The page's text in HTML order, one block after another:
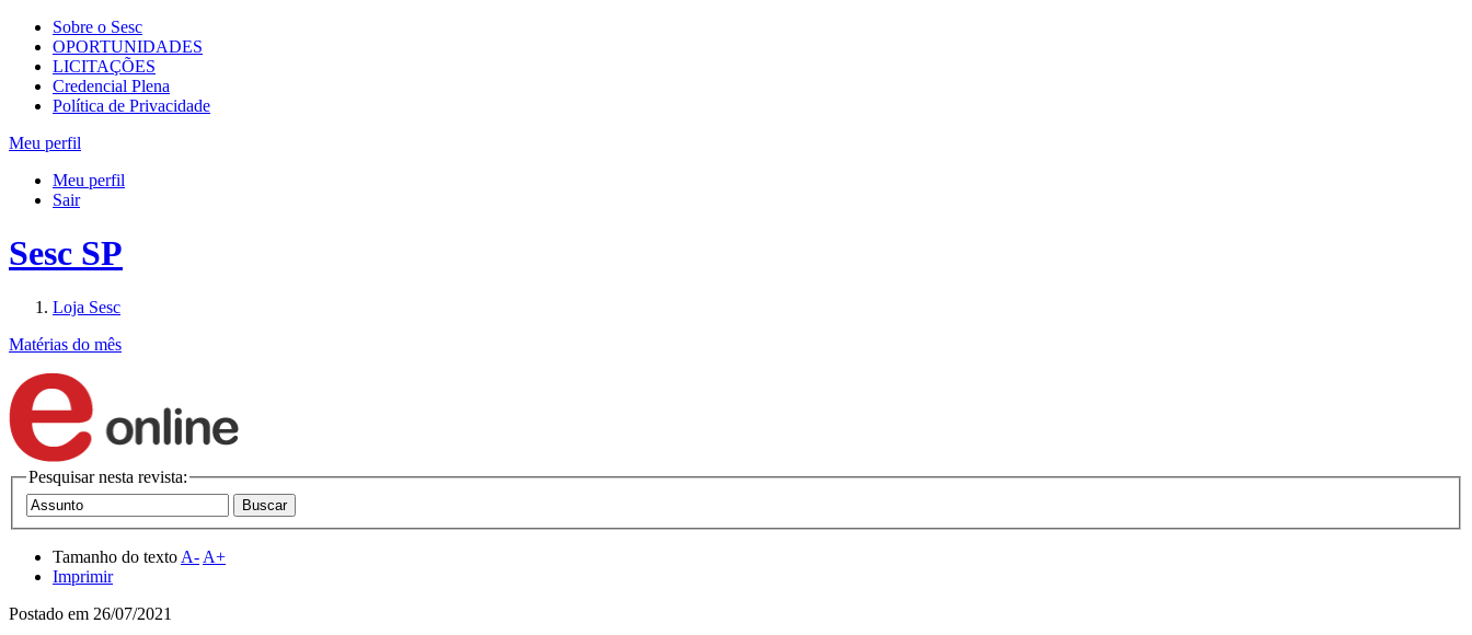
Sobre o Sesc
OPORTUNIDADES
LICITAÇÕES
Credencial Plena
Política de Privacidade
Meu perfil
Meu perfil
Sair
Sesc SP
Loja Sesc
Matérias do mês
Pesquisar nesta revista:
Tamanho do texto A- A+
Imprimir
Postado em 26/07/2021